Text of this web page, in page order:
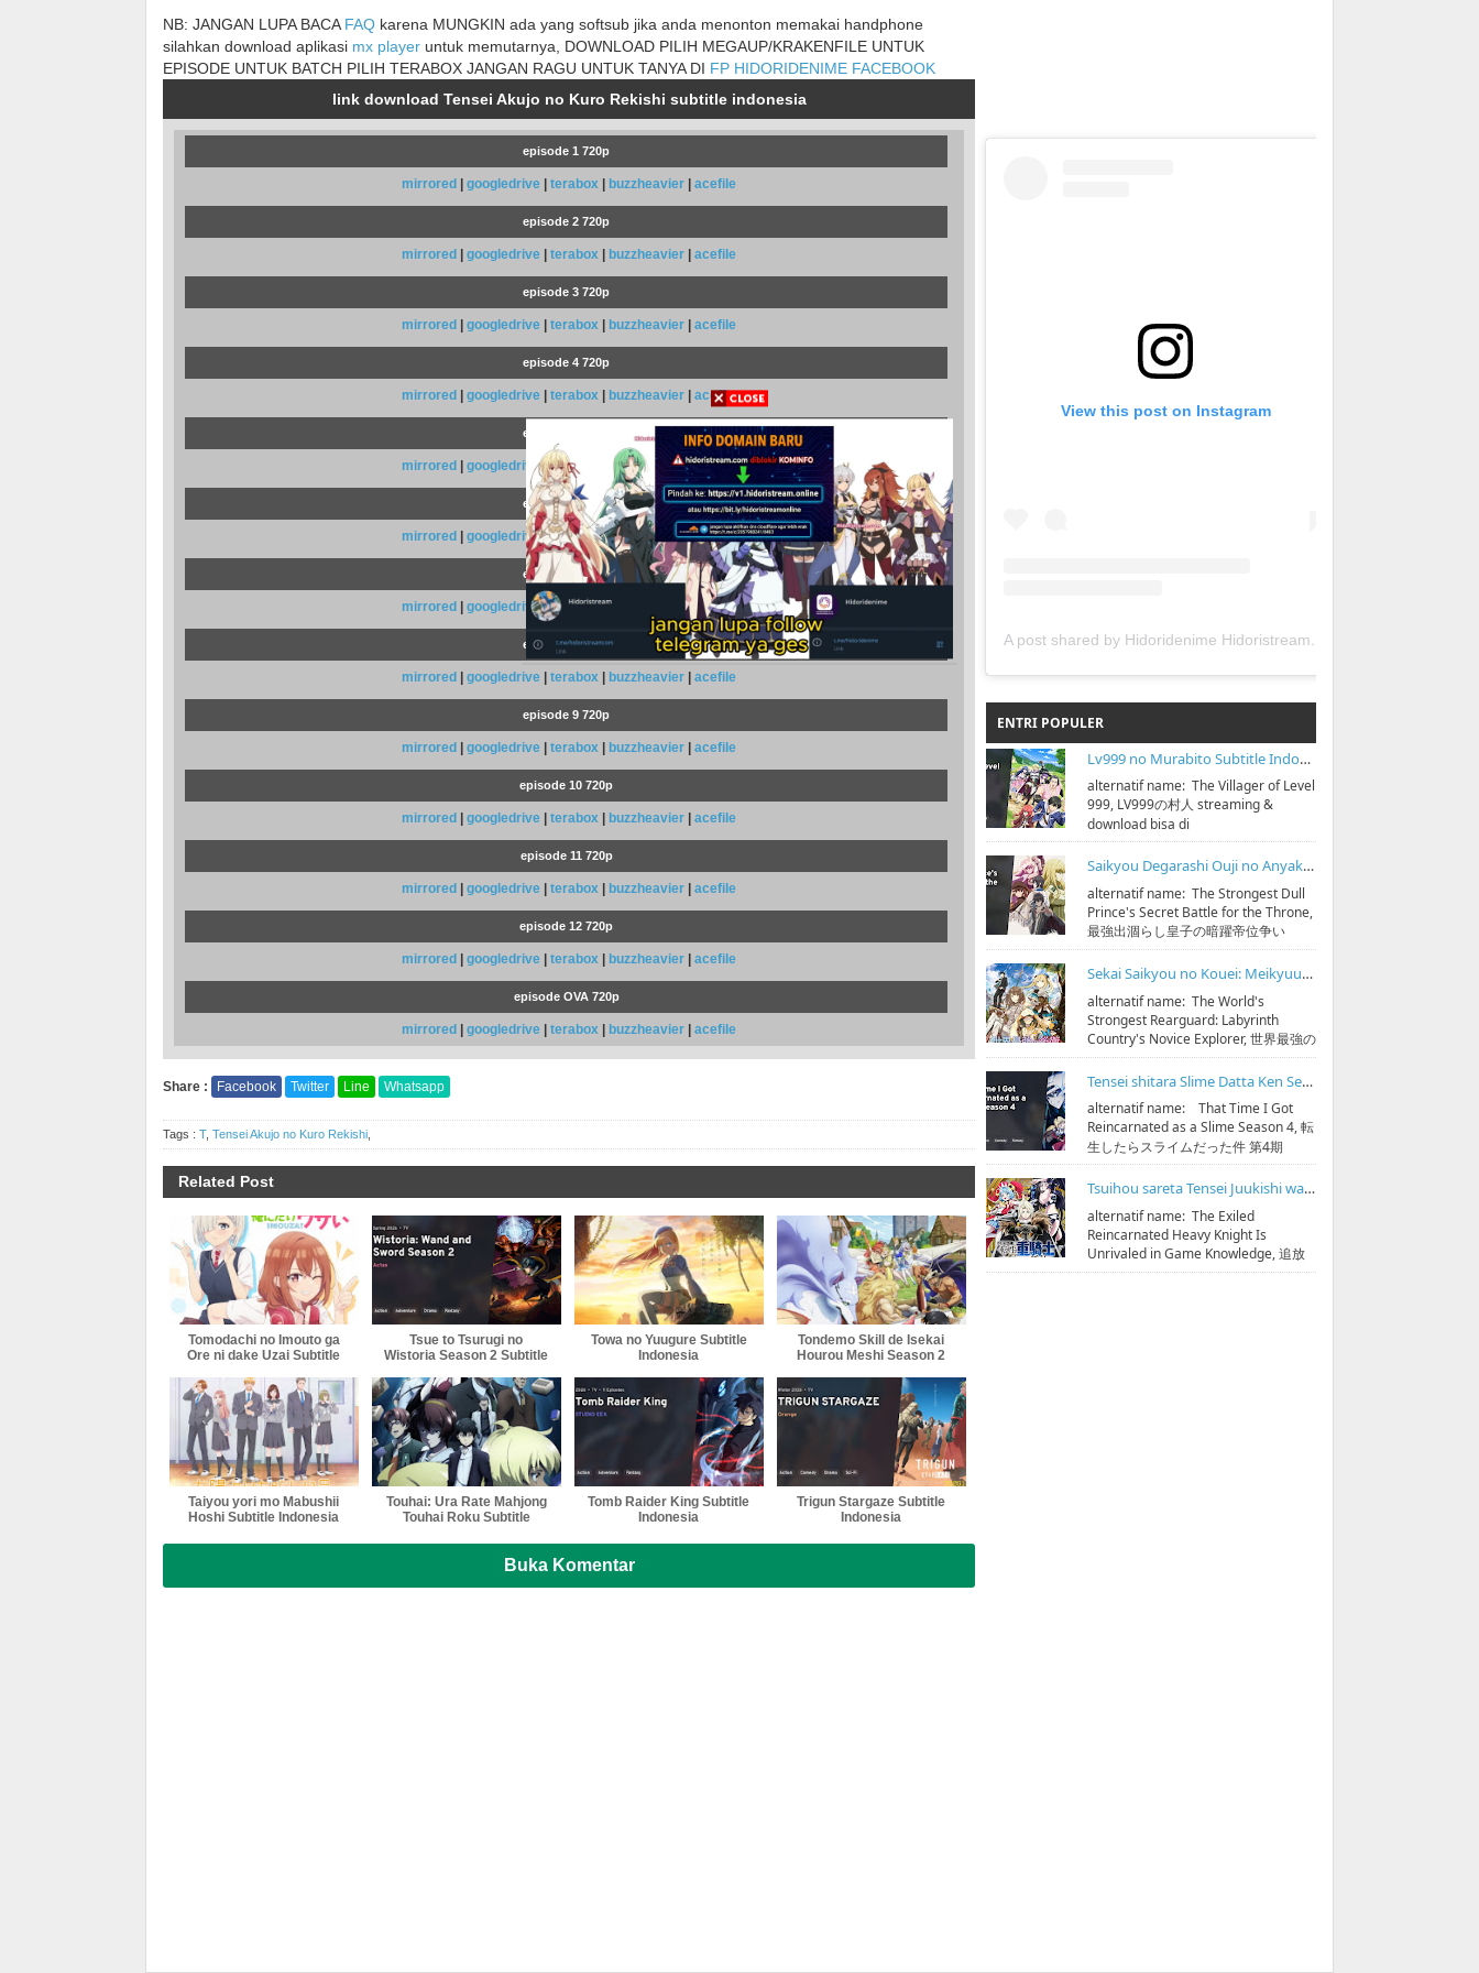
NB: JANGAN LUPA BACA FAQ karena MUNGKIN ada yang softsub jika anda menonton memakai handphone
silahkan download aplikasi mx player untuk memutarnya, DOWNLOAD PILIH MEGAUP/KRAKENFILE UNTUK
EPISODE UNTUK BATCH PILIH TERABOX JANGAN RAGU UNTUK TANYA DI FP HIDORIDENIME FACEBOOK
link download Tensei Akujo no Kuro Rekishi subtitle indonesia
episode 1 720p
mirrored googledrive terabox buzzheavier acefile
episode 2 720p
mirrored googledrive terabox buzzheavier acefile
episode 3 720p
mirrored googledrive terabox buzzheavier acefile
episode 4 720p
mirrored googledrive terabox buzzheavier acefile
episode 5 720p
mirrored googledrive|terabox buzzheavier|acefile
episode 6 720p
mirrored googledrive|terabox|buzzheavier|acefile
episode 7 720p
mirrored googledrive|terabox|buzzheavier| acefile
episode 8 720p
mirrored googledrive terabox buzzheavier acefile
episode 9 720p
mirrored googledrive terabox buzzheavier acefile
episode 10 720p
mirrored googledrive terabox buzzheavier acefile
episode 11 720p
mirrored googledrive terabox buzzheavier acefile
episode 12 720p
mirrored googledrive terabox buzzheavier acefile
episode OVA 720p
mirrored googledrive terabox buzzheavier acefile
Share : Facebook Twitter Line Whatsapp
Tags : T, Tensei Akujo no Kuro Rekishi
Related Post
Tomodachi no Imouto ga
Ore ni dake Uzai Subtitle
Tsue to Tsurugi no
Wistoria Season 2 Subtitle
Towa no Yuugure Subtitle
Indonesia
Tondemo Skill de Isekai
Hourou Meshi Season 2
Taiyou yori mo Mabushii
Hoshi Subtitle Indonesia
Touhai: Ura Rate Mahjong
Touhai Roku Subtitle
Tomb Raider King Subtitle
Indonesia
Trigun Stargaze Subtitle
Indonesia
Buka Komentar
View this post on Instagram
A post shared by Hidoridenime Hidoristream (@hidoridenime)
ENTRI POPULER
Lv999 no Murabito Subtitle Indonesia
alternatif name: The Villager of Level
999, LV999の村人 streaming &
download bisa di
https://bit.ly/hidoristreamonline
Sinopsis: D...
Saikyou Degarashi Ouji no Anyaku Teii Arasoi Subtitle Indonesia
alternatif name: The Strongest Dull
Prince's Secret Battle for the Throne,
最強出涸らし皇子の暗躍帝位争い
streaming & download bisa di
https:...
Sekai Saikyou no Kouei: Meikyuukoku no Shinjin Tansakusha Subtitle Indonesia
alternatif name: The World's
Strongest Rearguard: Labyrinth
Country's Novice Explorer, 世界最強の
後衛 ～迷宮国の新人探索者～
streaming & down...
Tensei shitara Slime Datta Ken Season 4 Subtitle Indonesia
alternatif name: That Time I Got
Reincarnated as a Slime Season 4, 転
生したらスライムだった件 第4期
streaming & download 1080p bisa di
https://bi...
Tsuihou sareta Tensei Juukishi wa Game Chishiki de Musou suru Subtitle Indonesia
alternatif name: The Exiled
Reincarnated Heavy Knight Is
Unrivaled in Game Knowledge, 追放
された転生重騎士はゲーム知識で無双